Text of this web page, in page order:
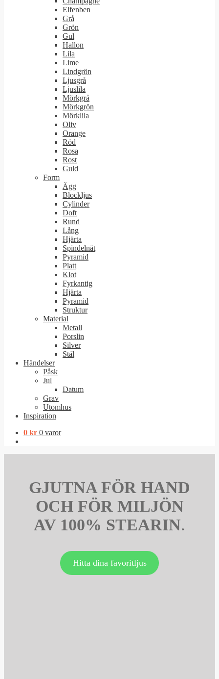
Elfenben
Grå
Grön
Gul
Hallon
Lila
Lime
Lindgrön
Ljusgrå
Ljuslila
Mörkgrå
Mörkgrön
Mörklila
Oliv
Orange
Röd
Rosa
Rost
Guld
Form
Ägg
Blockljus
Cylinder
Doft
Rund
Lång
Hjärta
Spindelnät
Pyramid
Platt
Klot
Fyrkantig
Hjärta
Pyramid
Struktur
Material
Metall
Porslin
Silver
Stål
Händelser
Påsk
Jul
Datum
Grav
Utomhus
Inspiration
0 kr 0 varor
GJUTNA FÖR HAND
OCH FÖR MILJÖN
AV 100% STEARIN.
Hitta dina favoritljus